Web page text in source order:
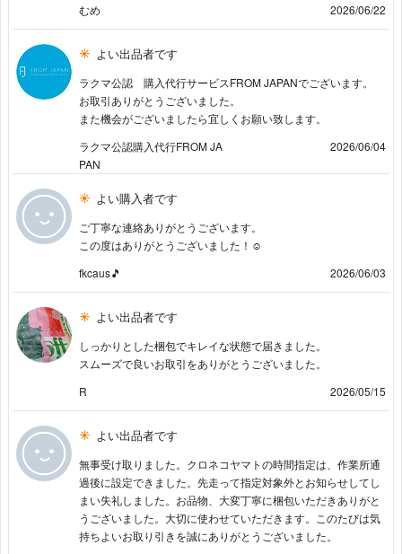
むめ
2026/06/22
よい出品者です
ラクマ公認 購入代行サービスFROM JAPANでございます。
お取引ありがとうございました。
また機会がございましたら宜しくお願い致します。
ラクマ公認購入代行FROM JA
PAN
2026/06/04
よい購入者です
ご丁寧な連絡ありがとうございます。
この度はありがとうございました！☺️
fkcaus🎵
2026/06/03
よい出品者です
しっかりとした梱包でキレイな状態で届きました。
スムーズで良いお取引をありがとうございました。
R
2026/05/15
よい出品者です
無事受け取りました。クロネコヤマトの時間指定は、作業所通
過後に設定できました。先走って指定対象外とお知らせしてし
まい失礼しました。お品物、大変丁寧に梱包いただきありがと
うございました。大切に使わせていただきます。このたびは気
持ちよいお取り引きを誠にありがとうございました。